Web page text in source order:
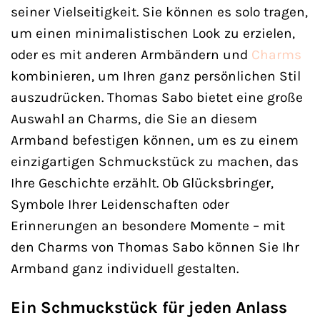
seiner Vielseitigkeit. Sie können es solo tragen,
um einen minimalistischen Look zu erzielen,
oder es mit anderen Armbändern und Charms
kombinieren, um Ihren ganz persönlichen Stil
auszudrücken. Thomas Sabo bietet eine große
Auswahl an Charms, die Sie an diesem
Armband befestigen können, um es zu einem
einzigartigen Schmuckstück zu machen, das
Ihre Geschichte erzählt. Ob Glücksbringer,
Symbole Ihrer Leidenschaften oder
Erinnerungen an besondere Momente – mit
den Charms von Thomas Sabo können Sie Ihr
Armband ganz individuell gestalten.
Ein Schmuckstück für jeden Anlass